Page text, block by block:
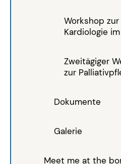
Workshop
Kardiologie
Zweitägiger
zur
Dokumente
Galerie
Meet me at the